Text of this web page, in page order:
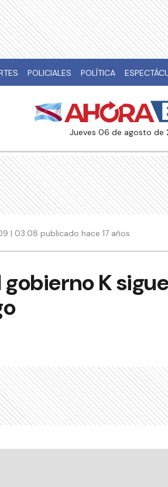
POLICIALES POLÍTICA
jueves 06 de agosto de
| 03:08 publicado hace 17 años
K